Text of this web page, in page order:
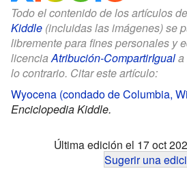
Todo el contenido de los artículos
Kiddle (incluidas las imágenes) se
libremente para fines personales y
licenciaAtribución-CompartirIguala
lo contrario. Citar este artículo:
Wyocena (condado de Columbia,
Enciclopedia Kiddle.
Última edición el 17 oct
Sugerir una